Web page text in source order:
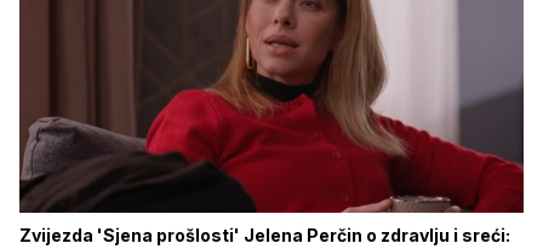
Zvijezda 'Sjena prošlosti' Jelena Perčin o zdravlju i sreći: